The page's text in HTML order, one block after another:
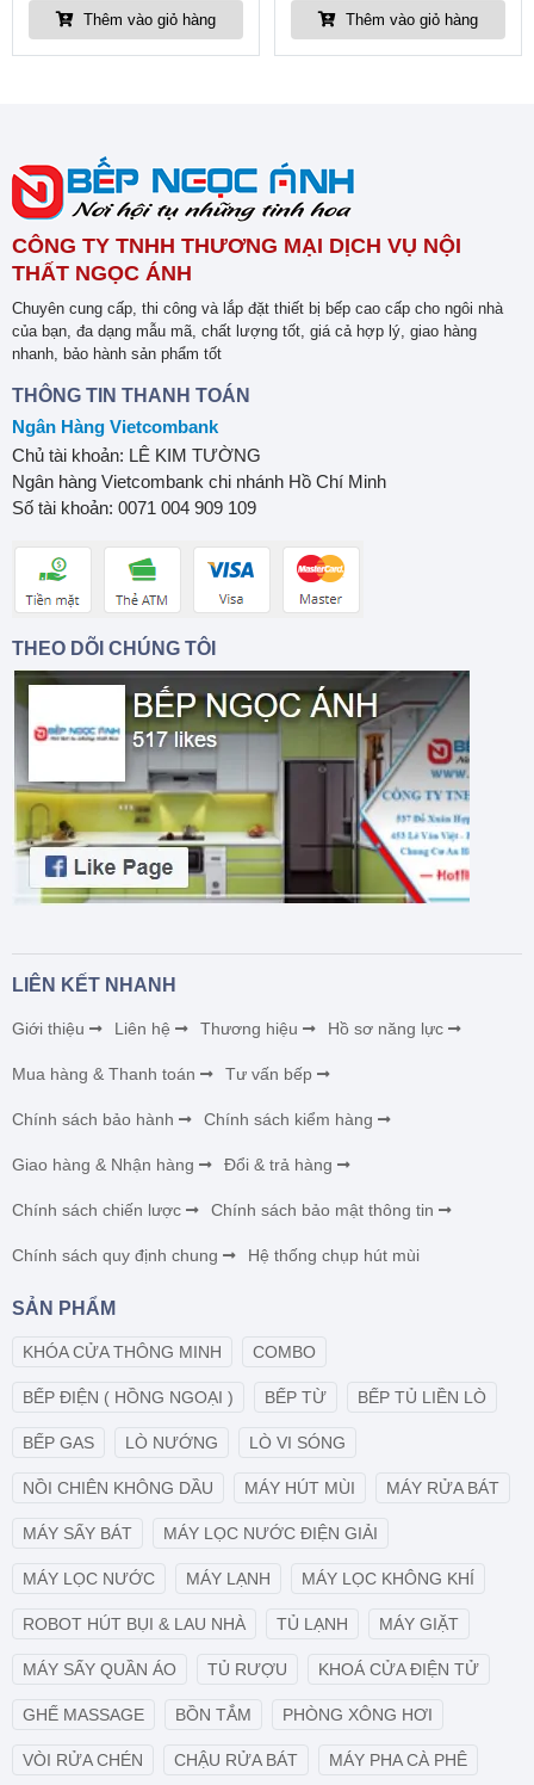
Thêm vào giỏ hàng Thêm vào giỏ hàng
CÔNG TY TNHH THƯƠNG MẠI DỊCH VỤ NỘI
THẤT NGỌC ÁNH
Chuyên cung cấp, thi công và lắp đặt thiết bị bếp cao cấp cho ngôi nhà
của bạn, đa dạng mẫu mã, chất lượng tốt, giá cả hợp lý, giao hàng
nhanh, bảo hành sản phẩm tốt
THÔNG TIN THANH TOÁN
Ngân Hàng Vietcombank
Chủ tài khoản: LÊ KIM TƯỜNG
Ngân hàng Vietcombank chi nhánh Hồ Chí Minh
Số tài khoản: 0071 004 909 109
THEO DÕI CHÚNG TÔI
LIÊN KẾT NHANH
Giới thiệu Liên hệ Thương hiệu Hồ sơ năng lực
Mua hàng & Thanh toán Tư vấn bếp
Chính sách bảo hành Chính sách kiểm hàng
Giao hàng & Nhận hàng Đổi & trả hàng
Chính sách chiến lược Chính sách bảo mật thông tin
Chính sách quy định chung Hệ thống chụp hút mùi
SẢN PHẨM
KHÓA CỬA THÔNG MINH COMBO
BẾP ĐIỆN ( HỒNG NGOẠI ) BẾP TỪ BẾP TỦ LIỀN LÒ
BẾP GAS LÒ NƯỚNG LÒ VI SÓNG
NỒI CHIÊN KHÔNG DẦU MÁY HÚT MÙI MÁY RỬA BÁT
MÁY SẤY BÁT MÁY LỌC NƯỚC ĐIỆN GIẢI
MÁY LỌC NƯỚC MÁY LẠNH MÁY LỌC KHÔNG KHÍ
ROBOT HÚT BỤI & LAU NHÀ TỦ LẠNH MÁY GIẶT
MÁY SẤY QUẦN ÁO TỦ RƯỢU KHOÁ CỬA ĐIỆN TỬ
GHẾ MASSAGE BỒN TẮM PHÒNG XÔNG HƠI
VÒI RỬA CHÉN CHẬU RỬA BÁT MÁY PHA CÀ PHÊ